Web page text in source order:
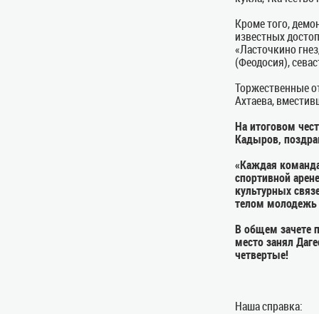
Кроме того,
известных
«Ласточкино
(Феодосия),
Торжественные
Ахтаева,
На итоговом
Кадыров,
«Каждая
спортивной
культурных
телом молодежь
В общем зачете
место занял
четвертые!
Наша справка: